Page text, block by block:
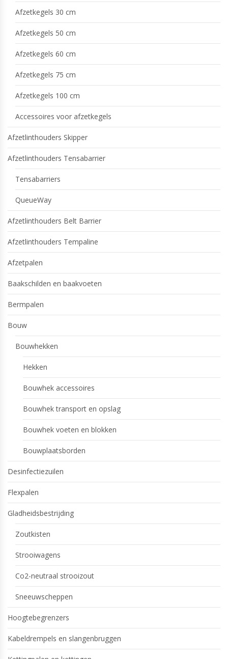
Afzetkegels 30 cm
Afzetkegels 50 cm
Afzetkegels 60 cm
Afzetkegels 75 cm
Afzetkegels 100 cm
Accessoires voor afzetkegels
Afzetlinthouders Skipper
Afzetlinthouders Tensabarrier
Tensabarriers
QueueWay
Afzetlinthouders Belt Barrier
Afzetlinthouders Tempaline
Afzetpalen
Baakschilden en baakvoeten
Bermpalen
Bouw
Bouwhekken
Hekken
Bouwhek accessoires
Bouwhek transport en opslag
Bouwhek voeten en blokken
Bouwplaatsborden
Desinfectiezuilen
Flexpalen
Gladheidsbestrijding
Zoutkisten
Strooiwagens
Co2-neutraal strooizout
Sneeuwscheppen
Hoogtebegrenzers
Kabeldrempels en slangenbruggen